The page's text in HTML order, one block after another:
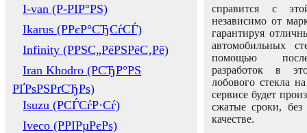
I-van (Р-РІР°РЅ)
Ikarus (РРєР°СЂСѓСЃ)
Infinity (РРЅС„РёРЅРёС‚Рё)
Iran Khodro (РСЂР°РЅ
РҐРѕРЅРґСЂРѕ)
Isuzu (РСЃСѓР·Сѓ)
Iveco (РРІРµРєРѕ)
справится с
независимо от
гарантируя
автомобильных
помощью
разработок в
лобового стекла
сервисе будет
сжатые сроки,
качестве.